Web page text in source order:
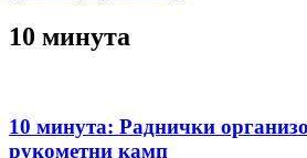
10 минута
10 минута: Раднички
рукометни камп